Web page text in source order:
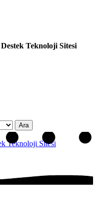
Teknoloji Sitesi